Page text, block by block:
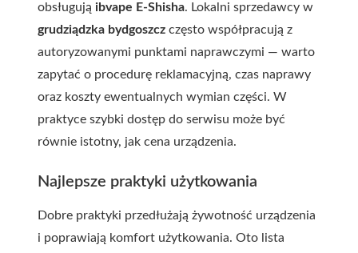
obsługują ibvape E-Shisha. Lokalni sprzedawcy w
grudziądzka bydgoszcz często współpracują z
autoryzowanymi punktami naprawczymi — warto
zapytać o procedurę reklamacyjną, czas naprawy
oraz koszty ewentualnych wymian części. W
praktyce szybki dostęp do serwisu może być
równie istotny, jak cena urządzenia.
Najlepsze praktyki użytkowania
Dobre praktyki przedłużają żywotność urządzenia
i poprawiają komfort użytkowania. Oto lista